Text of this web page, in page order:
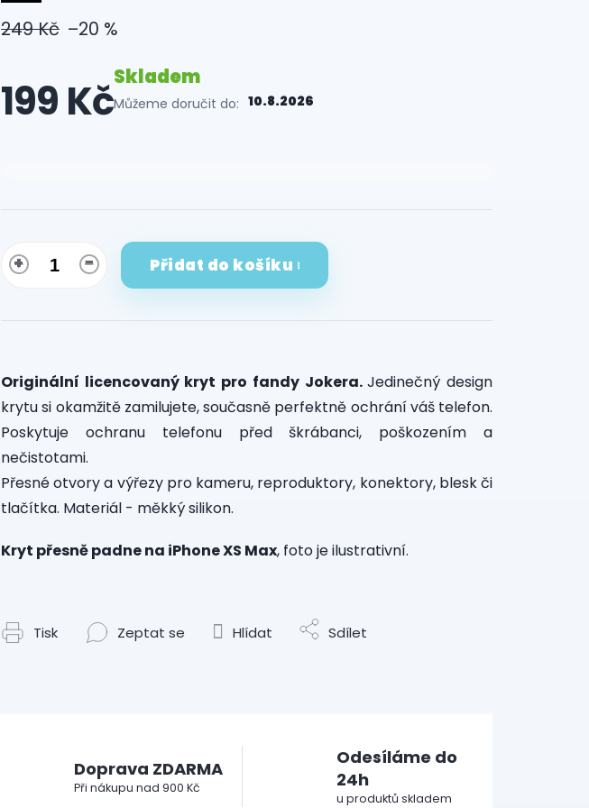
249 Kč –20 %
199 KčSkladem
Můžeme doručit do: 10.8.2026
Přidat do košíku
Originální licencovaný kryt pro fandy Jokera.Jedinečný design
krytu si okamžitě zamilujete, současně perfektně ochrání váš telefon.
Poskytuje ochranu telefonu před škrábanci, poškozením a
nečistotami.
Přesné otvory a výřezy pro kameru, reproduktory, konektory, blesk či
tlačítka. Materiál - měkký silikon.
Kryt přesně padne na iPhone XS Max, foto je ilustrativní.
Tisk Zeptat se Hlídat Sdílet
Doprava ZDARMA
Při nákupu nad 900 Kč
Odesíláme do
24h
u produktů skladem